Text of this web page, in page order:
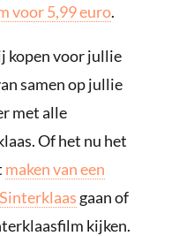
voor 5,99 euro.
kopen voor jullie
samen op jullie
met alle
Of het nu het
maken van een
gaan of
kijken.